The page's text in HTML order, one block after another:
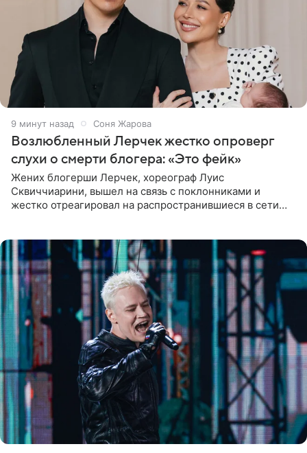
9 минут назад Соня Жарова
Возлюбленный Лерчек жестко опроверг
слухи о смерти блогера: «Это фейк»
Жених блогерши Лерчек, хореограф Луис
Сквиччиарини, вышел на связь с поклонниками и
жестко отреагировал на распространившиеся в сети